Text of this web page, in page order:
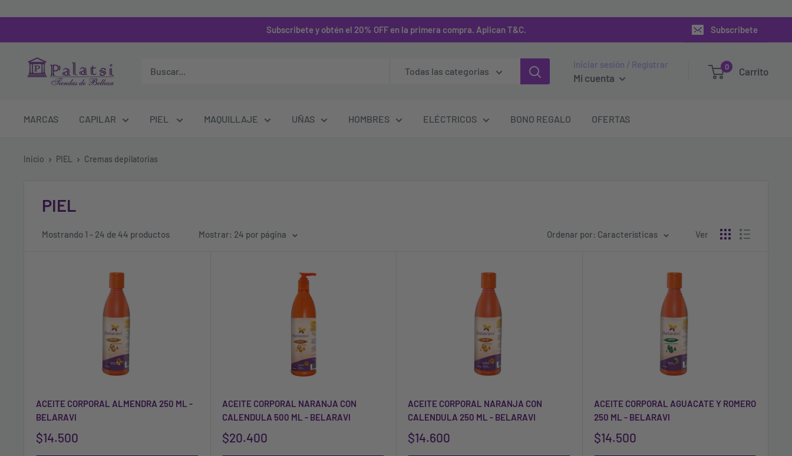
Subscribete y obtén el 20% OFF en la primera compra. Aplican T&C. Subscribete
Todas las categorias
Iniciar sesión / Registrar
Mi cuenta
0 Carrito
MARCAS CAPILAR PIEL MAQUILLAJE UÑAS HOMBRES ELÉCTRICOS BONO REGALO OFERTAS
Inicio PIEL Cremas depilatorias
PIEL
Mostrando 1 - 24 de 44 productos Mostrar: 24 por página Ordenar por: Características Ver
ACEITE CORPORAL ALMENDRA 250 ML -
BELARAVI
$14.500
ACEITE CORPORAL NARANJA CON
CALENDULA 500 ML - BELARAVI
$20.400
ACEITE CORPORAL NARANJA CON
CALENDULA 250 ML - BELARAVI
$14.600
ACEITE CORPORAL AGUACATE Y ROMERO
250 ML - BELARAVI
$14.500